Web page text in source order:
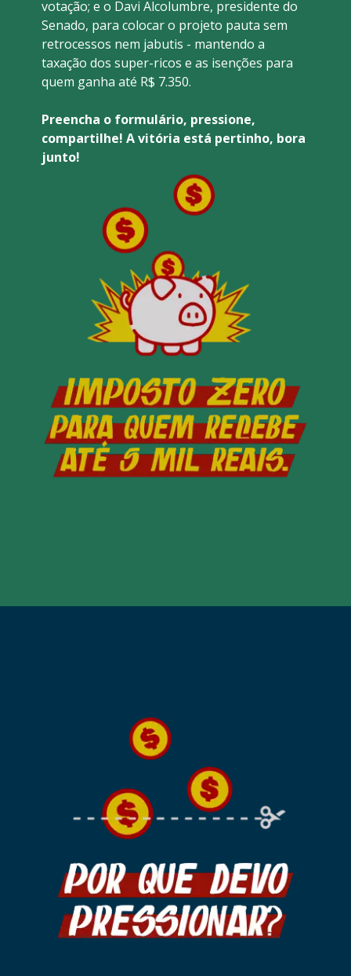
votação; e o Davi Alcolumbre, presidente do
Senado, para colocar o projeto pauta sem
retrocessos nem jabutis - mantendo a
taxação dos super-ricos e as isenções para
quem ganha até R$ 7.350.
Preencha o formulário, pressione,
compartilhe! A vitória está pertinho, bora
junto!